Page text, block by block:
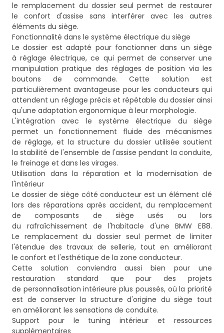
le remplacement du dossier seul permet de restaurer
le confort d'assise sans interférer avec les autres
éléments du siège.
Fonctionnalité dans le système électrique du siège
Le dossier est adapté pour fonctionner dans un siège
à réglage électrique, ce qui permet de conserver une
manipulation pratique des réglages de position via les
boutons de commande. Cette solution est
particulièrement avantageuse pour les conducteurs qui
attendent un réglage précis et répétable du dossier ainsi
qu'une adaptation ergonomique à leur morphologie.
L'intégration avec le système électrique du siège
permet un fonctionnement fluide des mécanismes
de réglage, et la structure du dossier utilisée soutient
la stabilité de l'ensemble de l'assise pendant la conduite,
le freinage et dans les virages.
Utilisation dans la réparation et la modernisation de
l'intérieur
Le dossier de siège côté conducteur est un élément clé
lors des réparations après accident, du remplacement
de composants de siège usés ou lors
du rafraîchissement de l'habitacle d'une BMW E88.
Le remplacement du dossier seul permet de limiter
l'étendue des travaux de sellerie, tout en améliorant
le confort et l'esthétique de la zone conducteur.
Cette solution conviendra aussi bien pour une
restauration standard que pour des projets
de personnalisation intérieure plus poussés, où la priorité
est de conserver la structure d'origine du siège tout
en améliorant les sensations de conduite.
Support pour le tuning intérieur et ressources